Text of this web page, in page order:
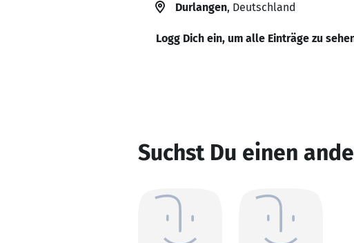
Durlangen, Deutschland
Logg Dich ein, um alle Einträge zu
Suchst Du einen